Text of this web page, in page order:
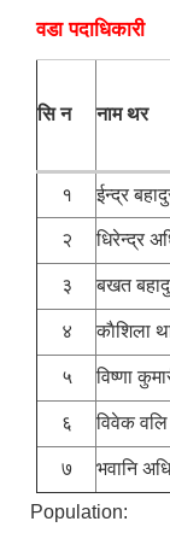
वडा पदाधिकारी
सि न नाम थर
१ ईन्द्र
२ धिरेन्द्र
३ बखत
४ काैशिला
५ विष्णा
६ विवेक वलि
७ भवानि
Population: